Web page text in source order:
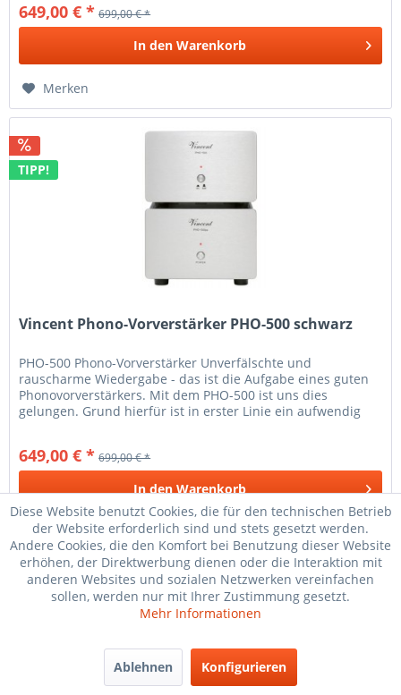
649,00 € * 699,00 € *
In den Warenkorb
Merken
TIPP!
Vincent Phono-Vorverstärker PHO-500 schwarz
PHO-500 Phono-Vorverstärker Unverfälschte und
rauscharme Wiedergabe - das ist die Aufgabe eines guten
Phonovorverstärkers. Mit dem PHO-500 ist uns dies
gelungen. Grund hierfür ist in erster Linie ein aufwendig
649,00 € * 699,00 € *
In den Warenkorb
Merken
TIPP!
Diese Website benutzt Cookies, die für den technischen Betrieb
der Website erforderlich sind und stets gesetzt werden.
Andere Cookies, die den Komfort bei Benutzung dieser Website
erhöhen, der Direktwerbung dienen oder die Interaktion mit
anderen Websites und sozialen Netzwerken vereinfachen
sollen, werden nur mit Ihrer Zustimmung gesetzt.
Mehr Informationen
Ablehnen Konfigurieren